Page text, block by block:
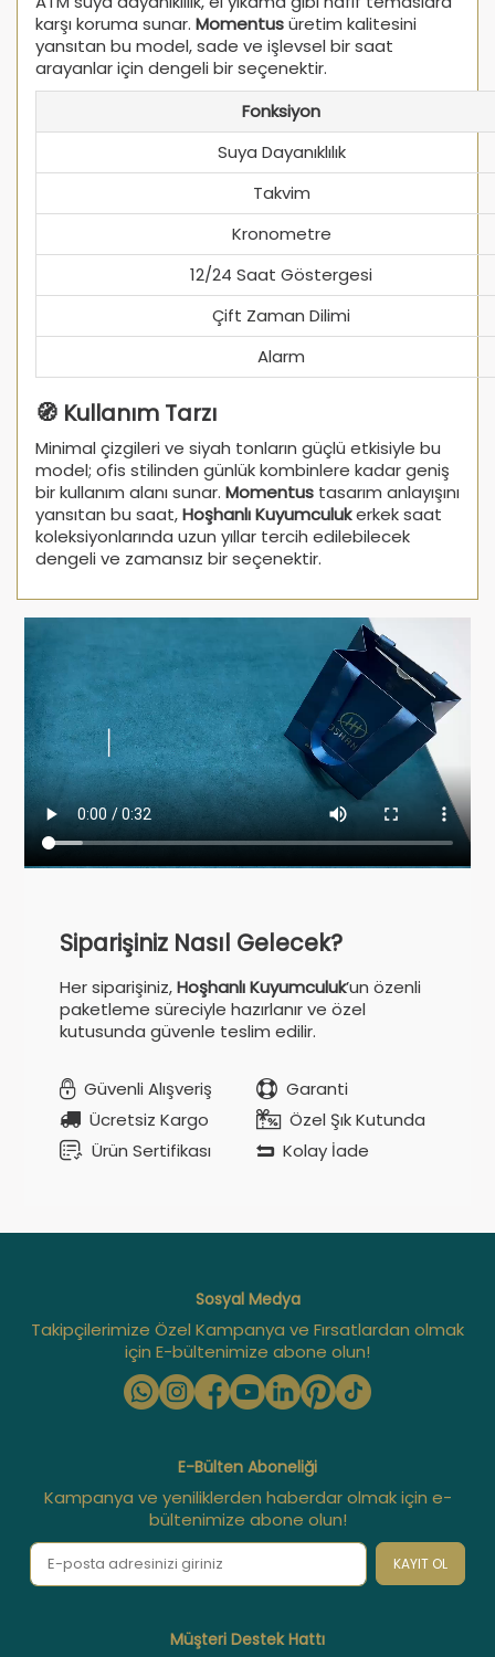
karşı koruma sunar. Momentusüretim kalitesini
yansıtan bu model, sade ve işlevsel bir saat
arayanlar için dengeli bir seçenektir.
Fonksiyon
Suya Dayanıklılık
Takvim
Kronometre
12/24 Saat Göstergesi
Çift Zaman Dilimi
Alarm
🧭 Kullanım Tarzı
Minimal çizgileri ve siyah tonların güçlü etkisiyle bu
model; ofis stilinden günlük kombinlere kadar geniş
bir kullanım alanı sunar. Momentus tasarım anlayışını
yansıtan bu saat,Hoşhanlı Kuyumculukerkek saat
koleksiyonlarında uzun yıllar tercih edilebilecek
dengeli ve zamansız bir seçenektir.
Siparişiniz Nasıl Gelecek?
Her siparişiniz,Hoşhanlı Kuyumculuk’un özenli
paketleme süreciyle hazırlanır ve özel
kutusunda güvenle teslim edilir.
Güvenli Alışveriş
Garanti
Ücretsiz Kargo
Özel Şık Kutunda
Ürün Sertifikası
Kolay İade
Sosyal Medya
Takipçilerimize Özel Kampanya ve Fırsatlardan olmak
için E-bültenimize abone olun!
E-Bülten Aboneliği
Kampanya ve yeniliklerden haberdar olmak için e-
bültenimize abone olun!
KAYIT OL
Müşteri Destek Hattı